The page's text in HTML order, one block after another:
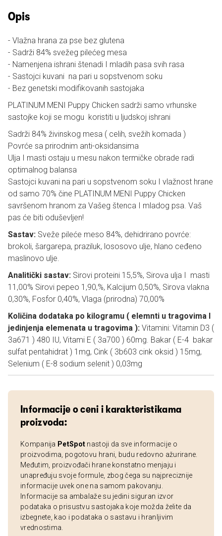
Opis
- Vlažna hrana za pse bez glutena
- Sadrži 84% svežeg pilećeg mesa
- Namenjena ishrani štenadi I mladih pasa svih rasa
- Sastojci kuvani na pari u sopstvenom soku
- Bez genetski modifikovanih sastojaka
PLATINUM MENI Puppy Chicken sadrži samo vrhunske
sastojke koji se mogu koristiti u ljudskoj ishrani
Sadrži 84% živinskog mesa ( celih, svežih komada )
Povrće sa prirodnim anti-oksidansima
Ulja I masti ostaju u mesu nakon termičke obrade radi
optimalnog balansa
Sastojci kuvani na pari u sopstvenom soku I vlažnost hrane
od samo 70% čine PLATINUM MENI Puppy Chicken
savršenom hranom za Vašeg štenca I mladog psa. Vaš
pas će biti oduševljen!
Sastav: Sveže pileće meso 84%, dehidrirano povrće:
brokoli, šargarepa, praziluk, lososovo ulje, hlano ceđeno
maslinovo ulje.
Analitički sastav: Sirovi proteini 15,5%, Sirova ulja I masti
11,00% Sirovi pepeo 1,90,%, Kalcijum 0,50%, Sirova vlakna
0,30%, Fosfor 0,40%, Vlaga (prirodna) 70,00%
Količina dodataka po kilogramu ( elemnti u tragovima I
jedinjenja elemenata u tragovima ): Vitamini: Vitamin D3 (
3a671 ) 480 IU, Vitami E ( 3a700 ) 60mg. Bakar ( E-4 bakar
sulfat pentahidrat ) 1mg, Cink ( 3b603 cink oksid ) 15mg,
Selenium ( E-8 sodium selenit ) 0,03mg
Informacije o ceni i karakteristikama
proizvoda:
Kompanija PetSpot nastoji da sve informacije o
proizvodima, pogotovu hrani, budu redovno ažurirane.
Međutim, proizvođači hrane konstatno menjaju i
unapređuju svoje formule, zbog čega su najpreciznije
informacije uvek one na samom pakovanju.
Informacije sa ambalaže su jedini siguran izvor
podataka o prisustvu sastojaka koje možda želite da
izbegnete, kao i podataka o sastavu i hranljivim
vrednostima.